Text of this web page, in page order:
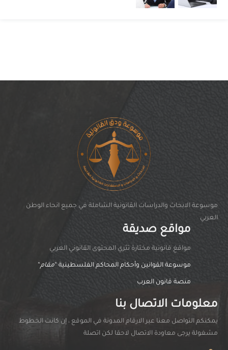
موسوعة الابحاث والدراسات القانونية الشاملة في جميع انحاء الوطن
العربي
مواقع صديقة
مواقغ قانونية مختارة تثري المحتوى القانوني العربي
موسوعة القوانين وأحكام المحاكم الفلسطينية “مقام“
منصة قانون العرب
معلومات الاتصال بنا
يمكنكم التواصل معنا عبر الارقام المدونة في الموقع ، إن كانت الخطوط
مشغولة يرجى معاودة الاتصال لاحقا لكن اتصلة